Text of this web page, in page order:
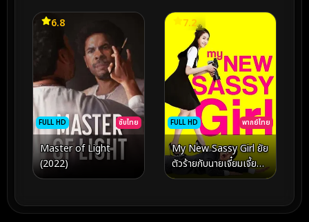
FULL HD ซับไทย
6.8
Master of Light
(2022)
FULL HD พากย์ไทย
7.2
My New Sassy Girl ยัย
ตัวร้ายกับนายเจี๋ยมเจี้ยม
2 (2016)